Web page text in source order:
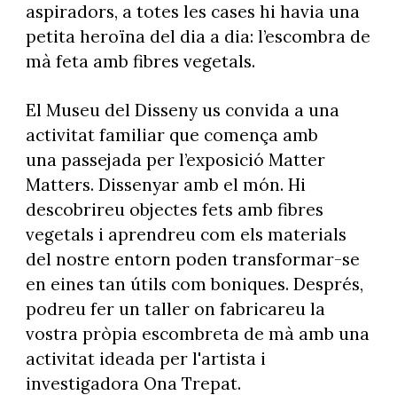
aspiradors, a totes les cases hi havia una
petita heroïna del dia a dia: l’escombra de
mà feta amb fibres vegetals.
El Museu del Disseny us convida a una
activitat familiar que comença amb
una passejada per l’exposició Matter
Matters. Dissenyar amb el món. Hi
descobrireu objectes fets amb fibres
vegetals i aprendreu com els materials
del nostre entorn poden transformar-se
en eines tan útils com boniques. Després,
podreu fer un taller on fabricareu la
vostra pròpia escombreta de mà amb una
activitat ideada per l'artista i
investigadora Ona Trepat.